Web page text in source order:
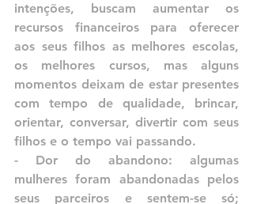
intenções, buscam aumentar os
recursos financeiros para oferecer
aos seus filhos as melhores escolas,
os melhores cursos, mas alguns
momentos deixam de estar presentes
com tempo de qualidade, brincar,
orientar, conversar, divertir com seus
filhos e o tempo vai passando.
- Dor do abandono: algumas
mulheres foram abandonadas pelos
seus parceiros e sentem-se só;